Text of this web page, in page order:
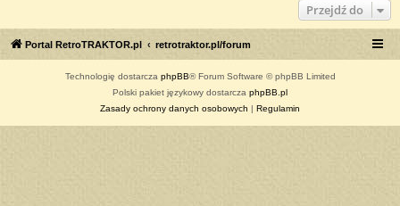
Przejdź do
Portal RetroTRAKTOR.pl retrotraktor.pl/forum
Technologię dostarcza phpBB® Forum Software © phpBB Limited
Polski pakiet językowy dostarcza phpBB.pl
Zasady ochrony danych osobowych | Regulamin